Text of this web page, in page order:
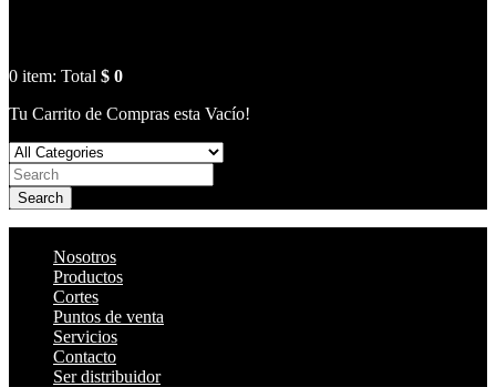
0 item: Total $ 0
Tu Carrito de Compras esta Vacío!
Search
Nosotros
Productos
Cortes
Puntos de venta
Servicios
Contacto
Ser distribuidor